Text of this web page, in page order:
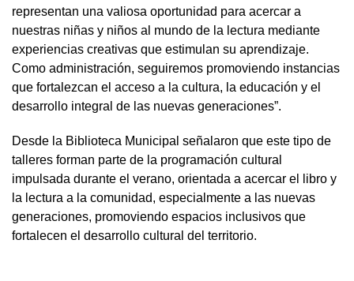
representan una valiosa oportunidad para acercar a
nuestras niñas y niños al mundo de la lectura mediante
experiencias creativas que estimulan su aprendizaje.
Como administración, seguiremos promoviendo instancias
que fortalezcan el acceso a la cultura, la educación y el
desarrollo integral de las nuevas generaciones”.
Desde la Biblioteca Municipal señalaron que este tipo de
talleres forman parte de la programación cultural
impulsada durante el verano, orientada a acercar el libro y
la lectura a la comunidad, especialmente a las nuevas
generaciones, promoviendo espacios inclusivos que
fortalecen el desarrollo cultural del territorio.